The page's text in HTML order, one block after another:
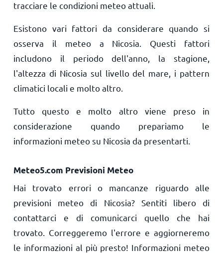
tracciare le condizioni meteo attuali.
Esistono vari fattori da considerare quando si
osserva il meteo a Nicosia. Questi fattori
includono il periodo dell'anno, la stagione,
l'altezza di Nicosia sul livello del mare, i pattern
climatici locali e molto altro.
Tutto questo e molto altro viene preso in
considerazione quando prepariamo le
informazioni meteo su Nicosia da presentarti.
Meteo5.com Previsioni Meteo
Hai trovato errori o mancanze riguardo alle
previsioni meteo di Nicosia? Sentiti libero di
contattarci e di comunicarci quello che hai
trovato. Correggeremo l'errore e aggiorneremo
le informazioni al più presto! Informazioni meteo